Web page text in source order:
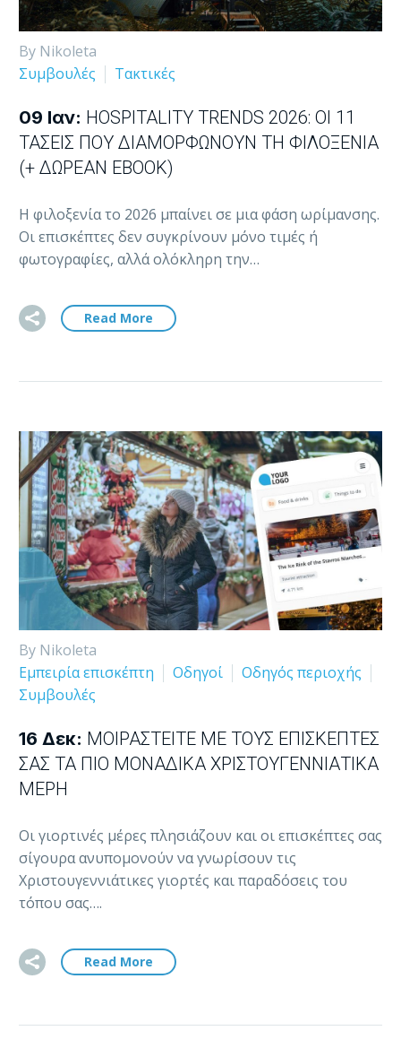
By Nikoleta
Συμβουλές
Τακτικές
09 Ιαν: HOSPITALITY TRENDS 2026: ΟΙ 11
ΤΆΣΕΙΣ ΠΟΥ ΔΙΑΜΟΡΦΏΝΟΥΝ ΤΗ ΦΙΛΟΞΕΝΊΑ
(+ ΔΩΡΕΆΝ EBOOK)
Η φιλοξενία το 2026 μπαίνει σε μια φάση ωρίμανσης.
Οι επισκέπτες δεν συγκρίνουν μόνο τιμές ή
φωτογραφίες, αλλά ολόκληρη την…
Read More
By Nikoleta
Εμπειρία επισκέπτη
Οδηγοί
Οδηγός περιοχής
Συμβουλές
16 Δεκ: ΜΟΙΡΑΣΤΕΊΤΕ ΜΕ ΤΟΥΣ ΕΠΙΣΚΈΠΤΕΣ
ΣΑΣ ΤΑ ΠΙΟ ΜΟΝΑΔΙΚΆ ΧΡΙΣΤΟΥΓΕΝΝΙΆΤΙΚΑ
ΜΈΡΗ
Οι γιορτινές μέρες πλησιάζουν και οι επισκέπτες σας
σίγουρα ανυπομονούν να γνωρίσουν τις
Χριστουγεννιάτικες γιορτές και παραδόσεις του
τόπου σας….
Read More